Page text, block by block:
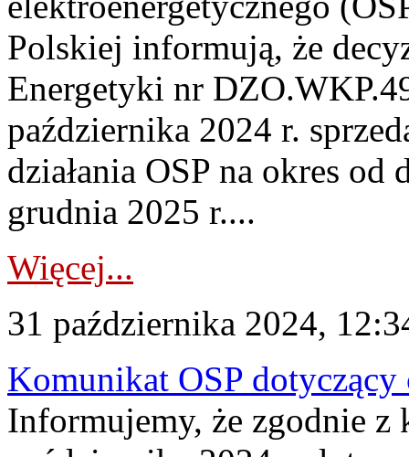
Polskiej informują, że
Energetyki nr
października 2024 r.
działania OSP na okres
grudnia 2025 r....
Więcej...
31 października 2024,
Komunikat OSP
Informujemy, że zgodnie z